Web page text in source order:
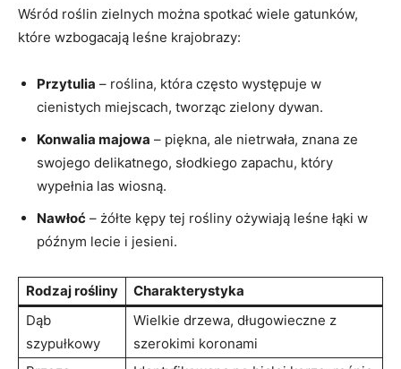
Wśród roślin zielnych można spotkać wiele gatunków,
które wzbogacają leśne krajobrazy:
Przytulia – roślina, która często występuje w
cienistych miejscach, tworząc zielony dywan.
Konwalia majowa – piękna, ale nietrwała, znana ze
swojego delikatnego, słodkiego zapachu, który
wypełnia las wiosną.
Nawłoć – żółte kępy tej rośliny ożywiają leśne łąki w
późnym lecie i jesieni.
Rodzaj rośliny
Charakterystyka
Dąb
szypułkowy
Wielkie drzewa, długowieczne z
szerokimi koronami